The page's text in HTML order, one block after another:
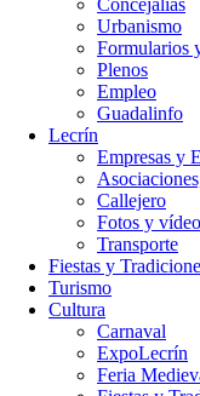
Concejalías
Urbanismo
Formularios
Plenos
Empleo
Guadalinfo
Lecrín
Empresas y
Callejero
Fotos y
Transporte
Fiestas y
Turismo
Cultura
Carnaval
ExpoLecrín
Feria